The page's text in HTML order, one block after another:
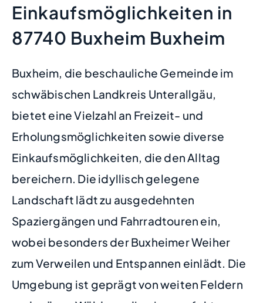
Einkaufsmöglichkeiten in
87740 Buxheim Buxheim
Buxheim, die beschauliche Gemeinde im
schwäbischen Landkreis Unterallgäu,
bietet eine Vielzahl an Freizeit- und
Erholungsmöglichkeiten sowie diverse
Einkaufsmöglichkeiten, die den Alltag
bereichern. Die idyllisch gelegene
Landschaft lädt zu ausgedehnten
Spaziergängen und Fahrradtouren ein,
wobei besonders der Buxheimer Weiher
zum Verweilen und Entspannen einlädt. Die
Umgebung ist geprägt von weiten Feldern